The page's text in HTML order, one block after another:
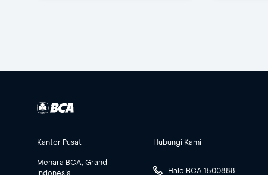
Kantor Pusat
Menara BCA, Grand
Indonesia
Hubungi Kami
Halo BCA 1500888